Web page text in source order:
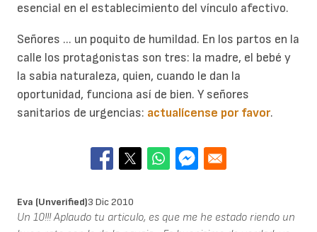
esencial en el establecimiento del vínculo afectivo.
Señores ... un poquito de humildad. En los partos en la
calle los protagonistas son tres: la madre, el bebé y
la sabia naturaleza, quien, cuando le dan la
oportunidad, funciona así de bien. Y señores
sanitarios de urgencias: actualícense por favor.
Eva (unverified)3 Dic 2010
Un 10!!! Aplaudo tu articulo, es que me he estado riendo un